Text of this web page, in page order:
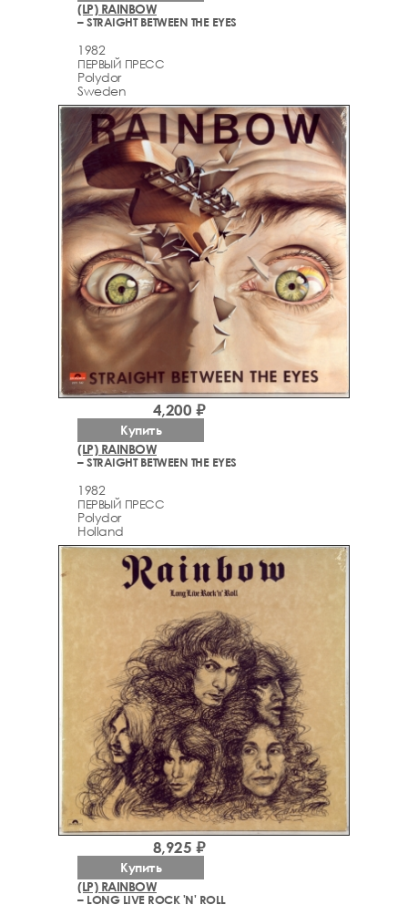
(LP) RAINBOW
– STRAIGHT BETWEEN THE EYES
1982
ПЕРВЫЙ ПРЕСС
Polydor
Sweden
(LP) RAINBOW
– STRAIGHT BETWEEN THE EYES
1982
ПЕРВЫЙ ПРЕСС
Polydor
Holland
4,200 ₽
Купить
(LP) RAINBOW
– LONG LIVE ROCK 'N' ROLL
8,925 ₽
Купить